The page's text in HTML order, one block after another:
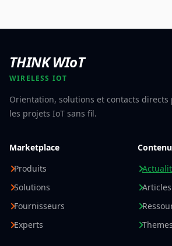
THINK WIoT
WIRELESS IOT
Orientation, solutions et contacts directs
les projets IoT sans fil.
Marketplace
Produits
Solutions
Fournisseurs
Experts
Contenu
Articles
Themes